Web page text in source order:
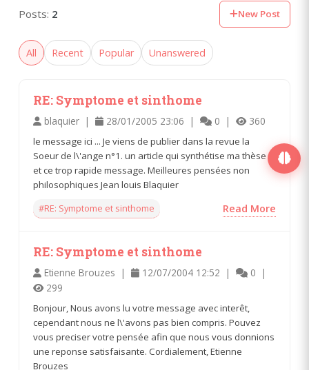
Posts: 2 New Post
All Recent Popular Unanswered
RE: Symptome et sinthome
blaquier | 28/01/2005 23:06 | 0 | 360
le message ici ... Je viens de publier dans la revue la
Soeur de l\'ange n°1. un article qui synthétise ma thèse
et ce trop rapide message. Meilleures pensées non
philosophiques Jean louis Blaquier
#RE: Symptome et sinthome
Read More
RE: Symptome et sinthome
Etienne Brouzes | 12/07/2004 12:52 |
0 |
299
Bonjour, Nous avons lu votre message avec interêt,
cependant nous ne l\'avons pas bien compris. Pouvez
vous preciser votre pensée afin que nous vous donnions
une reponse satisfaisante. Cordialement, Etienne
Brouzes